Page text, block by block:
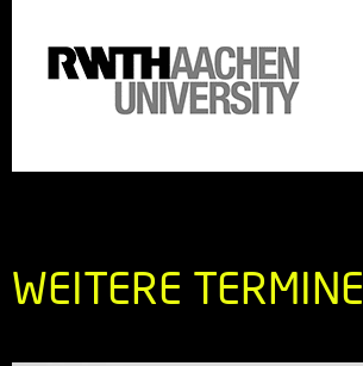
WEITERE TERMINE